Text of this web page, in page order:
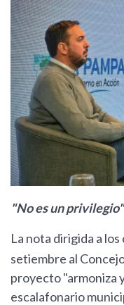
"No es un privilegio"
La nota dirigida a
setiembre al
proyecto "armoniza
escalafonario